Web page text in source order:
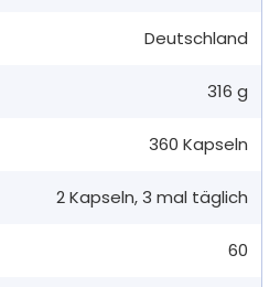
Deutschland
316 g
360 Kapseln
2Kapseln,3 mal täglich
60